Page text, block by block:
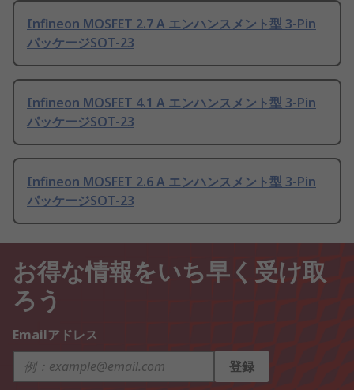
Infineon MOSFET 2.7 A エンハンスメント型 3-Pin
パッケージSOT-23
Infineon MOSFET 4.1 A エンハンスメント型 3-Pin
パッケージSOT-23
Infineon MOSFET 2.6 A エンハンスメント型 3-Pin
パッケージSOT-23
お得な情報をいち早く受け取
ろう
Emailアドレス
登録